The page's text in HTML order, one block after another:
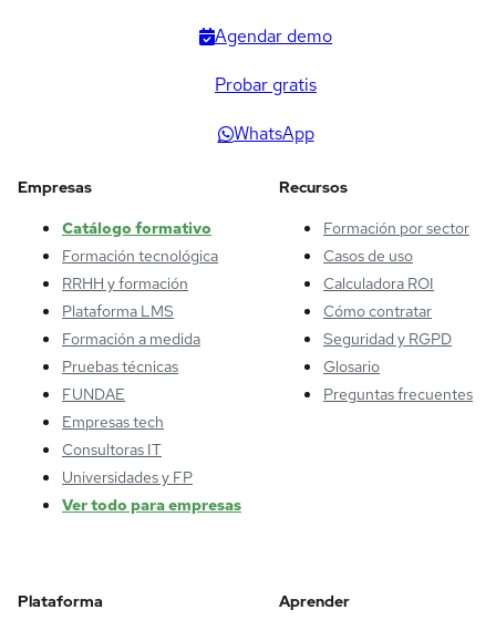
Agendar demo
Probar gratis
WhatsApp
Empresas
Catálogo formativo
Formación tecnológica
RRHH y formación
Plataforma LMS
Formación a medida
Pruebas técnicas
FUNDAE
Empresas tech
Consultoras IT
Universidades y FP
Ver todo para empresas
Recursos
Formación por sector
Casos de uso
Calculadora ROI
Cómo contratar
Seguridad y RGPD
Glosario
Preguntas frecuentes
Plataforma Aprender